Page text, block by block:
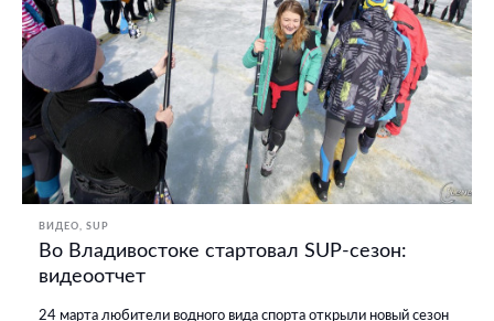
ВИДЕО SUP
Во Владивостоке стартовал SUP-сезон:
видеоотчет
24 марта любители водного вида спорта открыли новый сезон